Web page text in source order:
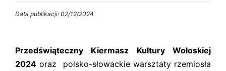
Data publikacji: 02/12/2024
Przedświąteczny Kiermasz Kultury Wołoskiej
2024 oraz polsko-słowackie warsztaty rzemiosła